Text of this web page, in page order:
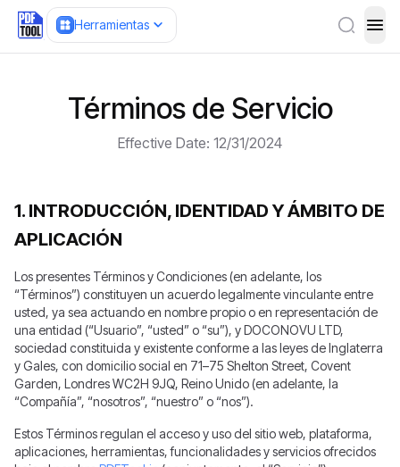
Herramientas
Términos de Servicio
Effective Date: 12/31/2024
1. INTRODUCCIÓN, IDENTIDAD Y ÁMBITO DE
APLICACIÓN
Los presentes Términos y Condiciones (en adelante, los
“Términos”) constituyen un acuerdo legalmente vinculante entre
usted, ya sea actuando en nombre propio o en representación de
una entidad (“Usuario”, “usted” o “su”), y DOCONOVU LTD,
sociedad constituida y existente conforme a las leyes de Inglaterra
y Gales, con domicilio social en 71–75 Shelton Street, Covent
Garden, Londres WC2H 9JQ, Reino Unido (en adelante, la
“Compañía”, “nosotros”, “nuestro” o “nos”).
Estos Términos regulan el acceso y uso del sitio web, plataforma,
aplicaciones, herramientas, funcionalidades y servicios ofrecidos